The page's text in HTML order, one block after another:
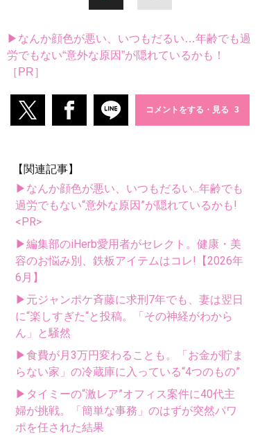
▶なんか顔色が悪い、いつもだるい…年齢でも過
労でもない“意外な原因”が隠れているかも！
［PR］
コメントをする・見る
【関連記事】
▶なんか顔色が悪い、いつもだるい...年齢でも
過労でもない“意外な原因”が隠れているかも!
<PR>
▶編集部のiHerb愛用者がセレクト。健康・美
容のお悩み別、鉄板アイテムはコレ!【2026年
6月】
▶元ジャンポケ斉藤に求刑7年でも、妻は翌日
に“楽しすぎた“と投稿。「その神経がわから
ん」と騒然
▶食費が月3万円変わることも。「お金が貯ま
らない家」の冷蔵庫に入っている“4つのもの”
▶タイミーの“激レア”オフィス案件に40代主
婦が挑戦。「簡単な事務」のはずが突然パワ
ポを任された結果